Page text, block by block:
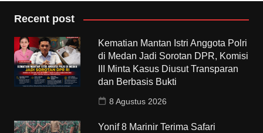
Recent post
Kematian Mantan Istri Anggota Polri
di Medan Jadi Sorotan DPR, Komisi
III Minta Kasus Diusut Transparan
dan Berbasis Bukti
8 Agustus 2026
Yonif 8 Marinir Terima Safari